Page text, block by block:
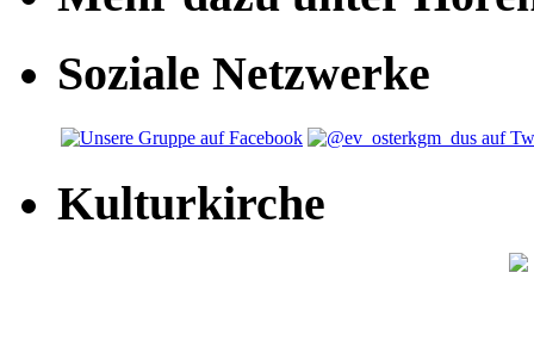
Soziale Netzwerke
Kulturkirche